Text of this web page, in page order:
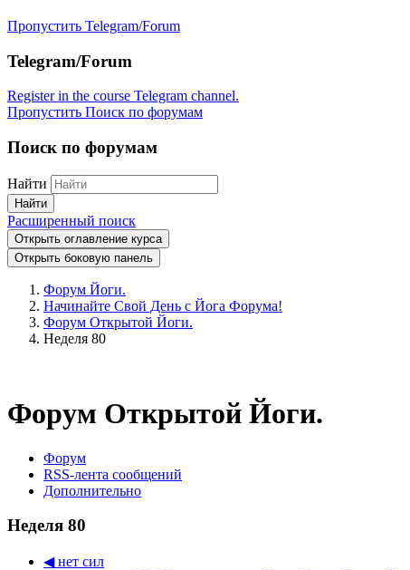
Пропустить Telegram/Forum
Telegram/Forum
Register in the course Telegram channel.
Пропустить Поиск по форумам
Поиск по форумам
Найти
Найти
Расширенный поиск
Открыть оглавление курса
Открыть боковую панель
Форум Йоги.
Начинайте Свой День с Йога Форума!
Форум Открытой Йоги.
Неделя 80
Форум Открытой Йоги.
Форум
RSS-лента сообщений
Дополнительно
Неделя 80
◀︎ нет сил